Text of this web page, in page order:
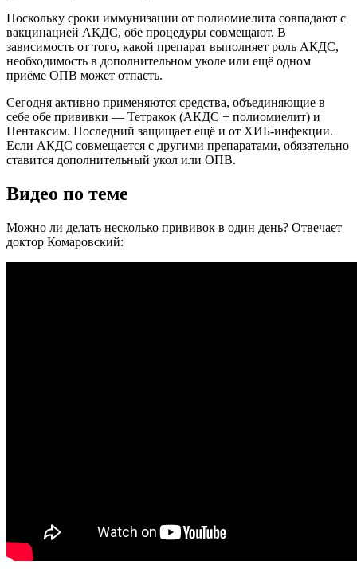
Поскольку сроки иммунизации от полиомиелита совпадают с
вакцинацией АКДС, обе процедуры совмещают. В
зависимость от того, какой препарат выполняет роль АКДС,
необходимость в дополнительном уколе или ещё одном
приёме ОПВ может отпасть.
Сегодня активно применяются средства, объединяющие в
себе обе прививки — Тетракок (АКДС + полиомиелит) и
Пентаксим. Последний защищает ещё и от ХИБ-инфекции.
Если АКДС совмещается с другими препаратами, обязательно
ставится дополнительный укол или ОПВ.
Видео по теме
Можно ли делать несколько прививок в один день? Отвечает
доктор Комаровский: